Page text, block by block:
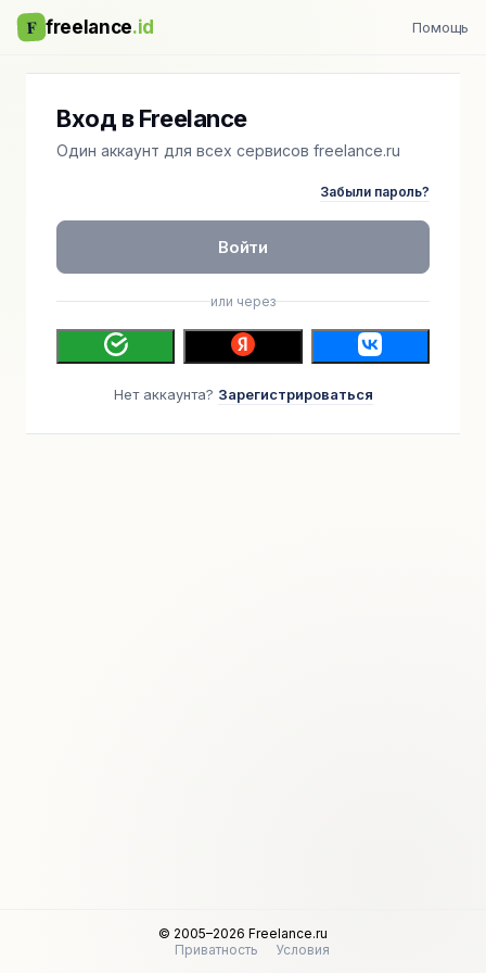
F freelance.id Помощь
Вход в Freelance
Один аккаунт для всех сервисов freelance.ru
Забыли пароль?
Войти
или через
Нет аккаунта? Зарегистрироваться
© 2005–2026 Freelance.ru
Приватность
Условия